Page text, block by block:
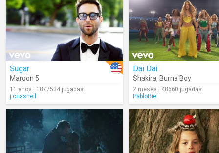
Sugar
Maroon 5
11 años | 1877534 jugadas
j.crissnell
Dai Dai
Shakira, Burna Boy
2 meses | 48660 jugadas
PabloBiel